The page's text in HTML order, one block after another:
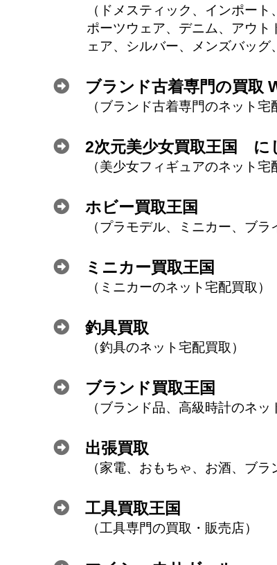
ドメスティック、インポー
ポーツウェア、デニム、アウ
ェア、シルバー、メンズバッ
ブランド古着専門の買取
ブランド古着専門のネット宅
2次元美少女買取王国 に
美少女フィギュアのネット宅
ホビー買取王国
プラモデル、ミニカー、ブ
ミニカー買取王国
ミニカーのネット宅配買取
釣具買取
釣具のネット宅配買取
ブランド買取王国
ブランド品、高級時計のネッ
出張買取
家電、おもちゃ、お酒、ブラ
工具買取王国
工具専門の買取・販売店